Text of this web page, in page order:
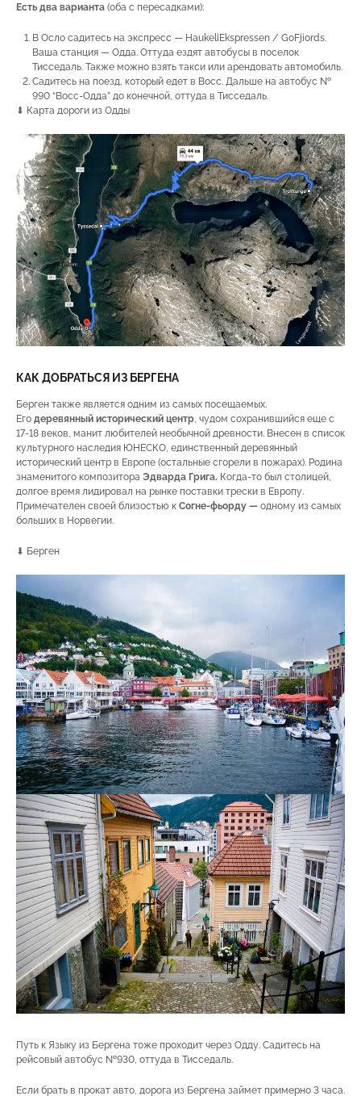
Есть два варианта (оба с пересадками):
В Осло садитесь на экспресс — HaukeliEkspressen / GoFjiords.
Ваша станция — Одда. Оттуда ездят автобусы в поселок
Тисседаль. Также можно взять такси или арендовать автомобиль.
Садитесь на поезд, который едет в Восс. Дальше на автобус №
990 “Восс-Одда” до конечной, оттуда в Тисседаль.
⬇ Карта дороги из Одды
КАК ДОБРАТЬСЯ ИЗ БЕРГЕНА
Берген также является одним из самых посещаемых.
Его деревянный исторический центр , чудом сохранившийся еще с
17-18 веков, манит любителей необычной древности. Внесен в список
культурного наследия ЮНЕСКО, единственный деревянный
исторический центр в Европе (остальные сгорели в пожарах). Родина
знаменитого композитора Эдварда Грига. Когда-то был столицей,
долгое время лидировал на рынке поставки трески в Европу.
Примечателен своей близостью к Согне-фьорду — одному из самых
больших в Норвегии.
⬇ Берген
Путь к Языку из Бергена тоже проходит через Одду. Садитесь на
рейсовый автобус №930, оттуда в Тисседаль.
Если брать в прокат авто, дорога из Бергена займет примерно 3 часа.